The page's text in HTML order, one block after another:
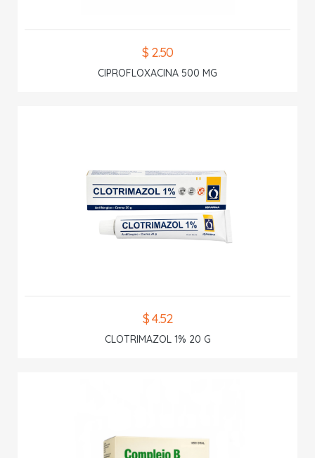
$ 2.50
CIPROFLOXACINA 500 MG
$ 4.52
CLOTRIMAZOL 1% 20 G